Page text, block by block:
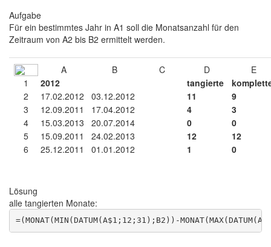
Aufgabe
Für ein bestimmtes Jahr in A1 soll die Monatsanzahl für den
Zeitraum von A2 bis B2 ermittelt werden.
A B C D
1
2012 tangierte
2
17.02.2012 03.12.2012 11
9
3
12.09.2011 17.04.2012 4
3
4
15.03.2013 20.07.2014 0
0
5
15.09.2011 24.02.2013 12
12
6
25.12.2011 01.01.2012 1 0
Lösung
alle tangierten Monate: